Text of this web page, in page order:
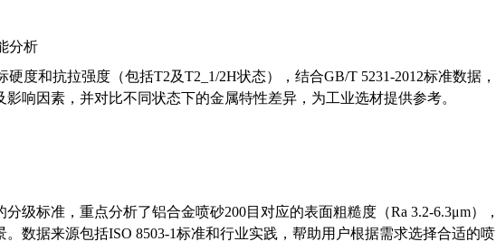
分析
度和抗拉强度（包括T2及T2_1/2H状态），结合GB/T 5231-2012标准数据，
响因素，并对比不同状态下的金属特性差异，为工业选材提供参考。
级标准，重点分析了铝合金喷砂200目对应的表面粗糙度（Ra 3.2-6.3μm），
数据来源包括ISO 8503-1标准和行业实践，帮助用户根据需求选择合适的喷